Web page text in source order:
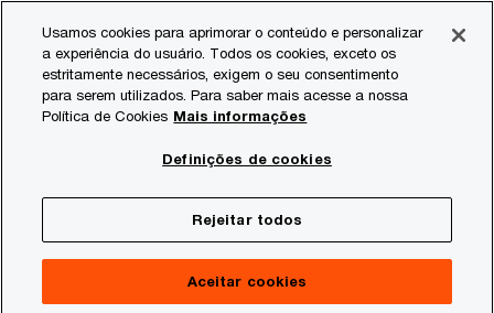
content
footer
Consultoria
As 10 startups do PwC
Agtech Innovation que
mais fizeram conexões
Usamos cookies para aprimorar o conteúdo e personalizar
a experiência do usuário. Todos os cookies, exceto os
estritamente necessários, exigem o seu consentimento
para serem utilizados. Para saber mais acesse a nossa
Política de Cookies Mais informações
Definições de cookies
Rejeitar todos
Aceitar cookies